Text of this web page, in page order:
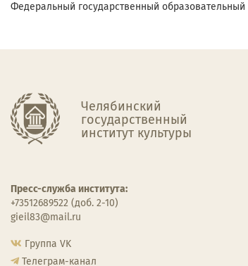
Федеральный государственный
Челябинский
государственный
институт культуры
Пресс-служба института:
+73512689522 (доб. 2-10)
gieil83@mail.ru
Группа VK
Телеграм-канал